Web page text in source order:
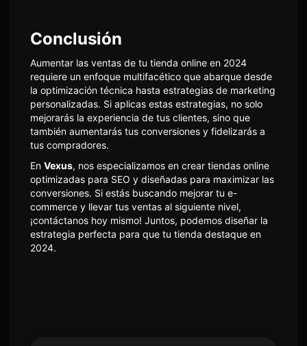
Conclusión
Aumentar las ventas de tu tienda online en 2024
requiere un enfoque multifacético que abarque desde
la optimización técnica hasta estrategias de marketing
personalizadas. Si aplicas estas estrategias, no solo
mejorarás la experiencia de tus clientes, sino que
también aumentarás tus conversiones y fidelizarás a
tus compradores.
En Vexus, nos especializamos en crear tiendas online
optimizadas para SEO y diseñadas para maximizar las
conversiones. Si estás buscando mejorar tu e-
commerce y llevar tus ventas al siguiente nivel,
¡contáctanos hoy mismo! Juntos, podemos diseñar la
estrategia perfecta para que tu tienda destaque en
2024.